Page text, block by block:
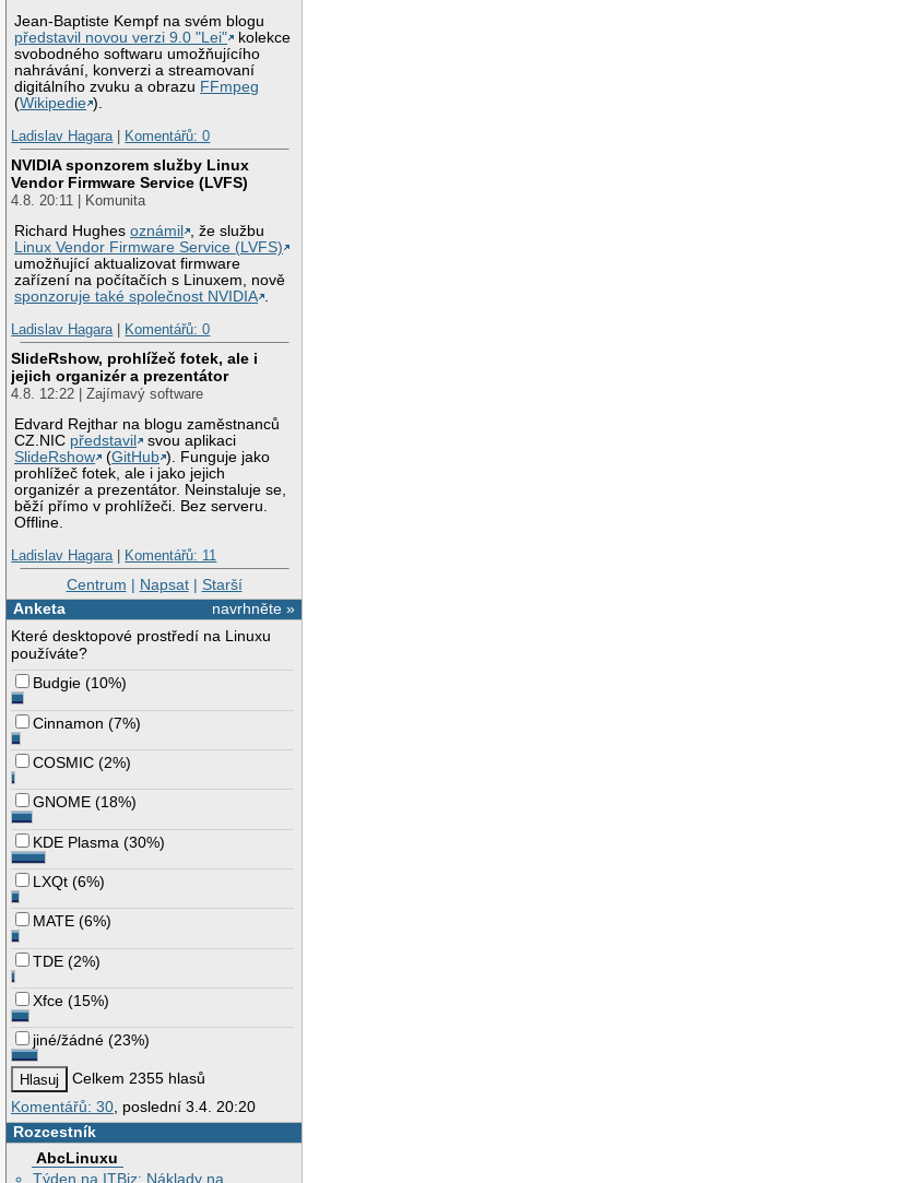
Jean-Baptiste Kempf na svém blogu
představil novou verzi 9.0 "Lei"
kolekce
svobodného softwaru umožňujícího
nahrávání, konverzi a streamovaní
digitálního zvuku a obrazu FFmpeg
(Wikipedie ).
Ladislav Hagara| Komentářů: 0
NVIDIA sponzorem služby Linux
Vendor Firmware Service (LVFS)
4.8. 20:11 | Komunita
Richard Hughesoznámil
, že službu
Linux Vendor Firmware Service (LVFS)
umožňující aktualizovat firmware
zařízení na počítačích s Linuxem, nově
sponzoruje také společnost NVIDIA .
Ladislav Hagara| Komentářů: 0
SlideRshow, prohlížeč fotek, ale i
jejich organizér a prezentátor
4.8. 12:22 | Zajímavý software
Edvard Rejthar na blogu zaměstnanců
CZ.NIC představil
svou aplikaci
SlideRshow
(GitHub ). Funguje jako
prohlížeč fotek, ale i jako jejich
organizér a prezentátor. Neinstaluje se,
běží přímo v prohlížeči. Bez serveru.
Offline.
Ladislav Hagara| Komentářů: 11
Centrum | Napsat| Starší
navrhněte »
Anketa
Které desktopové prostředí na Linuxu
používáte?
Budgie (10%)
Cinnamon (7%)
COSMIC (2%)
GNOME (18%)
KDE Plasma (30%)
LXQt (6%)
MATE (6%)
TDE (2%)
Xfce (15%)
jiné/žádné (23%)
Celkem 2355 hlasů
Komentářů: 30 , poslední 3.4. 20:20
Rozcestník
AbcLinuxu
Týden na ITBiz: Náklady na